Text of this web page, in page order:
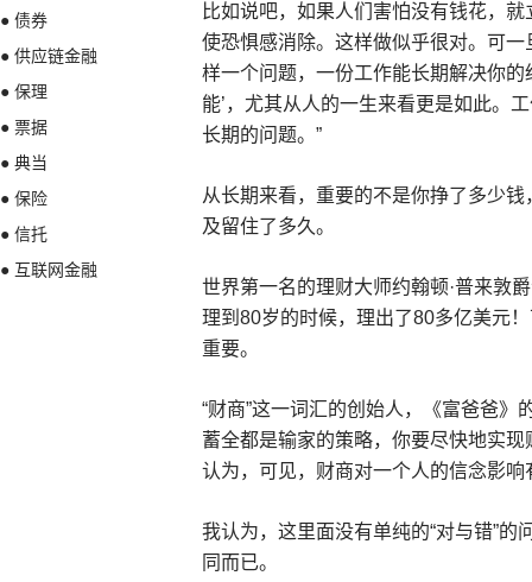
● 债券
● 供应链金融
● 保理
● 票据
● 典当
● 保险
● 信托
● 互联网金融
比如说吧，如果人们害怕没有钱花，
使恐惧感消除。这样做似乎很对。可
样一个问题，一份工作能长期解决你的
能’，尤其从人的一生来看更是如此。
长期的问题。”
从长期来看，重要的不是你挣了多少
及留住了多久。
世界第一名的理财大师约翰顿·普来敦
理到80岁的时候，理出了80多亿美元
重要。
“财商”这一词汇的创始人，《富爸爸》
蓄全都是输家的策略，你要尽快地实
认为，可见，财商对一个人的信念影响
我认为，这里面没有单纯的“对与错”的
同而已。